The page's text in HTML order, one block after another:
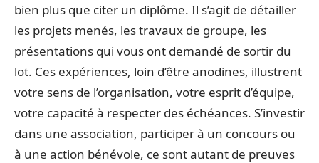
bien plus que citer un diplôme. Il s’agit de détailler
les projets menés, les travaux de groupe, les
présentations qui vous ont demandé de sortir du
lot. Ces expériences, loin d’être anodines, illustrent
votre sens de l’organisation, votre esprit d’équipe,
votre capacité à respecter des échéances. S’investir
dans une association, participer à un concours ou
à une action bénévole, ce sont autant de preuves